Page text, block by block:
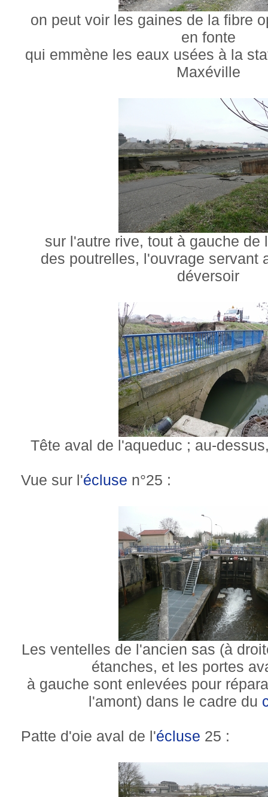
on peut voir les gaines de la fibre
en fonte
qui emmène les eaux usées à la
Maxéville
sur l'autre rive, tout à gauche de
des poutrelles, l'ouvrage servant
déversoir
Tête aval de l'aqueduc ; au-
Vue sur l'écluse n°25 :
Les ventelles de l'ancien sas (à
étanches, et les portes
à gauche sont enlevées pour
l'amont) dans le cadre du
Patte d'oie aval de l'écluse 25 :